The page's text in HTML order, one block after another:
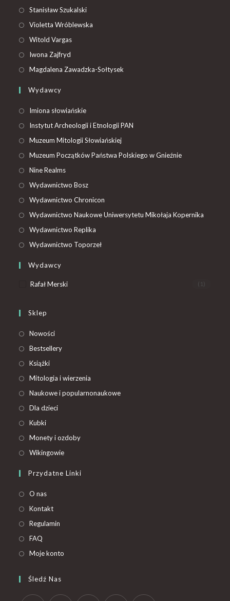
Stanisław Szukalski
Violetta Wróblewska
Witold Vargas
Iwona Zajfryd
Magdalena Zawadzka-Sołtysek
Wydawcy
Imiona słowiańskie
Instytut Archeologii i Etnologii PAN
Muzeum Mitologii Słowiańskiej
Muzeum Początków Państwa Polskiego w Gnieźnie
Nine Realms
Wydawnictwo Bosz
Wydawnictwo Chronicon
Wydawnictwo Naukowe Uniwersytetu Mikołaja Kopernika
Wydawnictwo Replika
Wydawnictwo Toporzeł
Wydawcy
Rafał Merski (1)
Sklep
Nowości
Bestsellery
Książki
Mitologia i wierzenia
Naukowe i popularnonaukowe
Dla dzieci
Kubki
Monety i ozdoby
Wikingowie
Przydatne Linki
O nas
Kontakt
Regulamin
FAQ
Moje konto
Śledź Nas